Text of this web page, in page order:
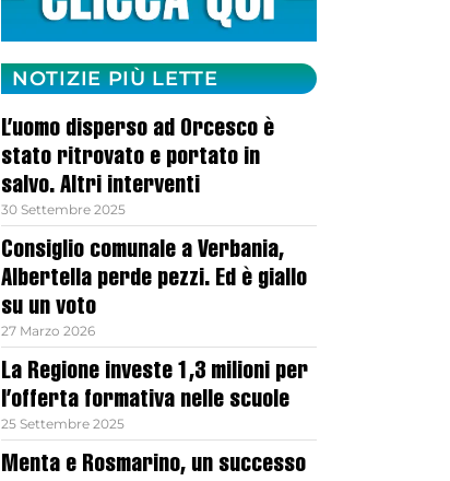
NOTIZIE PIÙ LETTE
L’uomo disperso ad Orcesco è
stato ritrovato e portato in
salvo. Altri interventi
30 Settembre 2025
Consiglio comunale a Verbania,
Albertella perde pezzi. Ed è giallo
su un voto
27 Marzo 2026
La Regione investe 1,3 milioni per
l’offerta formativa nelle scuole
25 Settembre 2025
Menta e Rosmarino, un successo